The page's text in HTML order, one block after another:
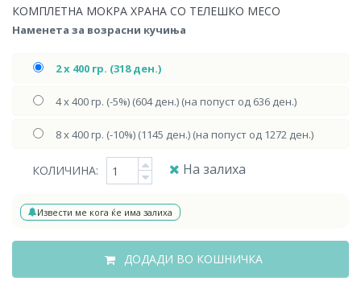
КОМПЛЕТНА МОКРА ХРАНА СО ТЕЛЕШКО МЕСО
Наменета за возрасни кучиња
2 х 400 гр. (318 ден.)
4 х 400 гр. (-5%) (604 ден.) (на попуст од 636 ден.)
8 х 400 гр. (-10%) (1145 ден.) (на попуст од 1272 ден.)
КОЛИЧИНА: На залиха
Извести ме кога ќе има залиха
ДОДАДИ ВО КОШНИЧКА